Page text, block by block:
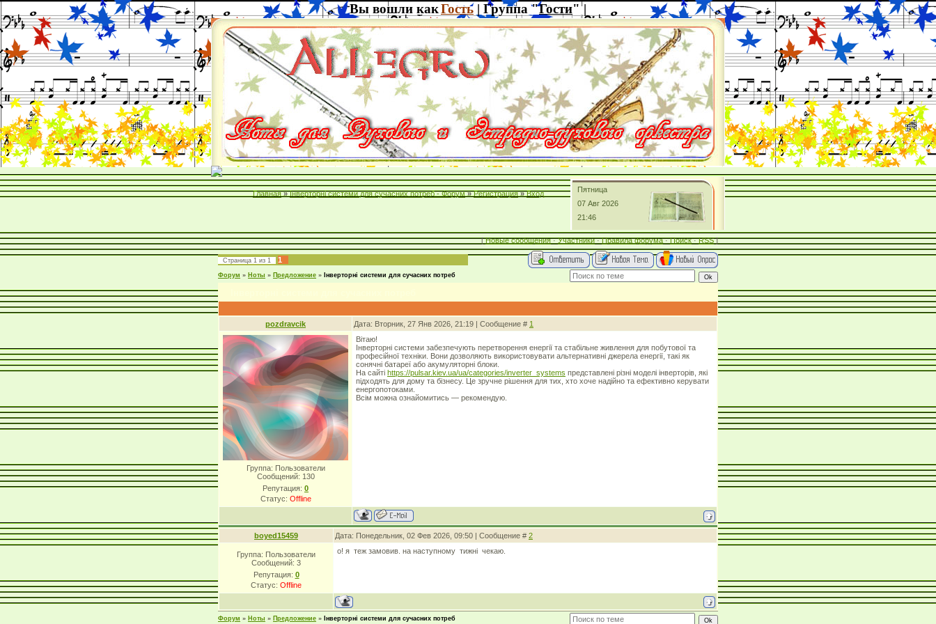
Вы вошли какГость | Группа "Гости" |
Главная » Інверторні системи для сучасних потреб - Форум » Регистрация » Вход
Пятница
07 Авг 2026
21:46
[Новые сообщения·Участники·Правила форума·Поиск·RSS]
Страница 1 из 1 1
Форум » Ноты » Предложение » Інверторні системи для сучасних потреб
pozdravcik Дата: Вторник, 27 Янв 2026, 21:19 | Сообщение # 1
Группа: Пользователи
Сообщений: 130
Репутация: 0
Статус: Offline
Вітаю!
Інверторні системи забезпечують перетворення енергії та стабільне живлення для побутової та
професійної техніки. Вони дозволяють використовувати альтернативні джерела енергії, такі як
сонячні батареї або акумуляторні блоки.
На сайті https://pulsar.kiev.ua/ua/categories/inverter_systems представлені різні моделі інверторів, які
підходять для дому та бізнесу. Це зручне рішення для тих, хто хоче надійно та ефективно керувати
енергопотоками.
Всім можна ознайомитись — рекомендую.
boyed15459 Дата: Понедельник, 02 Фев 2026, 09:50 | Сообщение # 2
Группа: Пользователи
Сообщений: 3
Репутация: 0
Статус: Offline
о! я теж замовив. на наступному тижні чекаю.
Форум » Ноты » Предложение » Інверторні системи для сучасних потреб